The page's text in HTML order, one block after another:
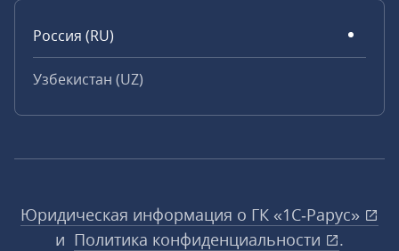
Россия (RU)
Узбекистан (UZ)
Юридическая информация о ГК «1С‑Рарус»
и Политика конфиденциальности
.